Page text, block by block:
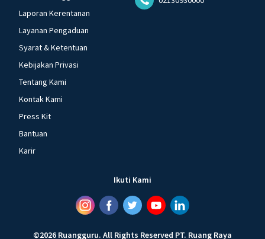
Laporan Kerentanan
Layanan Pengaduan
Syarat & Ketentuan
Kebijakan Privasi
Tentang Kami
Kontak Kami
Press Kit
Bantuan
Karir
Ikuti Kami
©2026 Ruangguru. All Rights Reserved PT. Ruang Raya